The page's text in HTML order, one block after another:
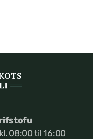
08:00 til 16:00